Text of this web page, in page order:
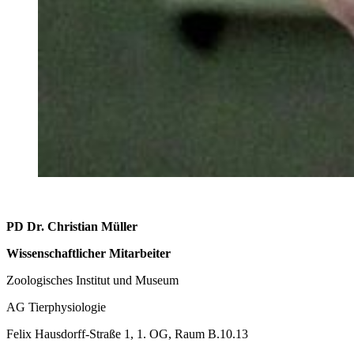
PD Dr. Christian Müller
Wissenschaftlicher Mitarbeiter
Zoologisches Institut und Museum
AG Tierphysiologie
Felix Hausdorff-Straße 1, 1. OG, Raum B.10.13